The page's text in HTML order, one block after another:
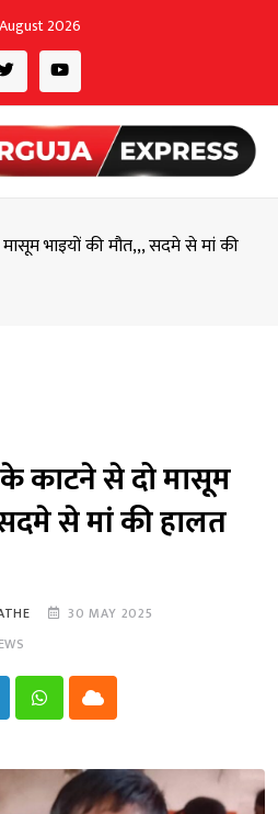
2026
भाइयों की मौत,,, सदमे से मां की
काटने से दो मासूम
से मां की हालत
30 MAY 2025
WhatsappCloud